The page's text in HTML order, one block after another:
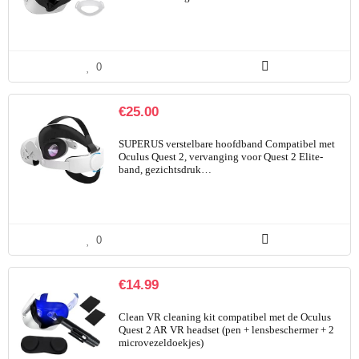
0
€25.00
SUPERUS verstelbare hoofdband Compatibel met
Oculus Quest 2, vervanging voor Quest 2 Elite-
band, gezichtsdruk…
0
€14.99
Clean VR cleaning kit compatibel met de Oculus
Quest 2 AR VR headset (pen + lensbeschermer + 2
microvezeldoekjes)